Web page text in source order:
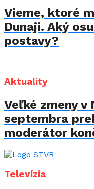
Vieme, ktoré
Dunaji. Aký
postavy?
Aktuality
Veľké zmeny v
septembra
moderátor
Televízia